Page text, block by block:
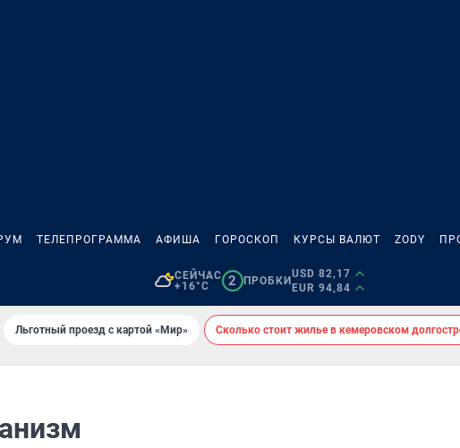
ТЕЛЕПРОГРАММА АФИША ГОРОСКОП КУРСЫ ВАЛЮТ ZODY
СЕЙЧАС
+16°C
2 ПРОБКИ
USD 82,17
EUR 94,84
Льготный проезд с картой «Мир» Сколько стоит жилье в кемеровском